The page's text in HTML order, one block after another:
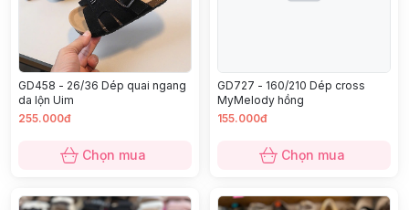
GD458 - 26/36 Dép quai ngang
da lộn Uim
255.000đ
Chọn mua
GD727 - 160/210 Dép cross
MyMelody hồng
155.000đ
Chọn mua